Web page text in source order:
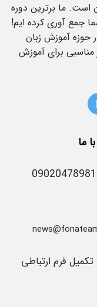
است. ما برترین دوره
جمع آوری کرده ایم!
حوزه آموزش زبان
مناسبی برای آموزش
ما
09020478981
تکمیل فرم ارتباطی